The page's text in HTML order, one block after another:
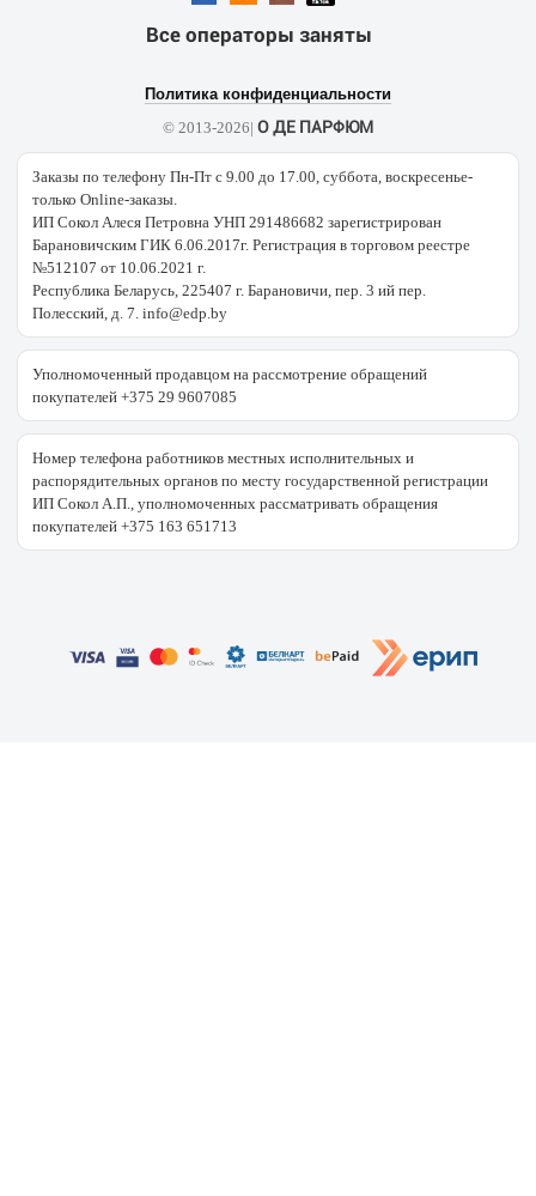
Все операторы заняты
Политика конфиденциальности
© 2013-2026| О ДЕ ПАРФЮМ
Заказы по телефону Пн-Пт с 9.00 до 17.00, суббота, воскресенье-
только Online-заказы.
ИП Сокол Алеся Петровна УНП 291486682 зарегистрирован
Барановичским ГИК 6.06.2017г. Регистрация в торговом реестре
№512107 от 10.06.2021 г.
Республика Беларусь, 225407 г. Барановичи, пер. 3 ий пер.
Полесский, д. 7. info@edp.by
Уполномоченный продавцом на рассмотрение обращений
покупателей +375 29 9607085
Номер телефона работников местных исполнительных и
распорядительных органов по месту государственной регистрации
ИП Сокол А.П., уполномоченных рассматривать обращения
покупателей +375 163 651713